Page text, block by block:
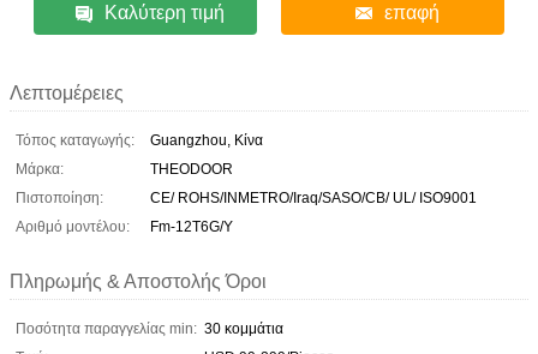
Καλύτερη τιμή επαφή
Λεπτομέρειες
Τόπος καταγωγής:
Guangzhou, Κίνα
Μάρκα:
THEODOOR
Πιστοποίηση:
CE/ ROHS/INMETRO/Iraq/SASO/CB/ UL/ ISO9001
Αριθμό μοντέλου:
Fm-12T6G/Y
Πληρωμής & Αποστολής Όροι
Ποσότητα παραγγελίας min: 30 κομμάτια